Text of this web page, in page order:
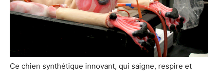
Ce chien synthétique innovant, qui saigne, respire et